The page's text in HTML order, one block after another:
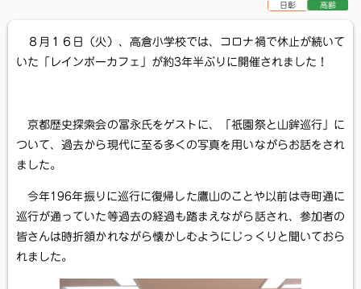
日彰 高齢
８月１６日（火）、高倉小学校では、コロナ禍で休止が続いて
いた「レインボーカフェ」が約3年半ぶりに開催されました！
京都歴史探索会の冨永氏をゲストに、「祇園祭と山鉾巡行」に
ついて、過去から現代に至る多くの写真を用いながらお話をされ
ました。
今年196年振りに巡行に復帰した鷹山のことや以前は寺町通に
巡行が通っていた等過去の経過も踏まえながら話され、参加者の
皆さんは時折頷かれながら懐かしむようにじっくりと聞いておら
れました。